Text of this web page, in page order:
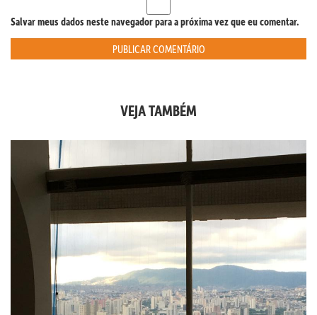
Salvar meus dados neste navegador para a próxima vez que eu comentar.
VEJA TAMBÉM